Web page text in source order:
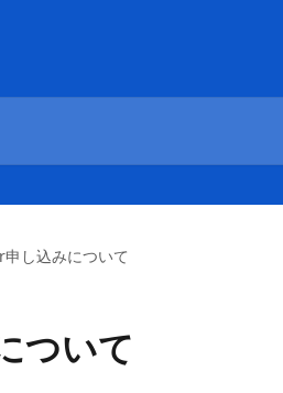
申し込みについて
ついて